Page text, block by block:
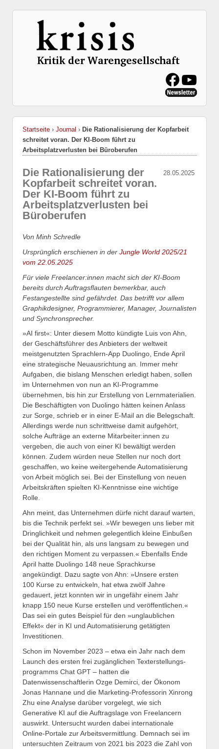
Startseite › Journal › Die Rationalisierung der Kopfarbeit
schreitet voran. Der KI-Boom führt zu
Arbeitsplatzverlusten bei Büroberufen
28.05.2025
Die Rationalisierung der
Kopfarbeit schreitet voran.
Der KI-Boom führt zu
Arbeitsplatzverlusten bei
Büroberufen
Von Minh Schredle
Ursprünglich erschienen in der Jungle World 2025/21
vom 22.05.2025
Für viele Freelancer:innen macht sich der KI-Boom
bereits durch Auftragsflauten bemerkbar, auch
Festangestellte sind gefährdet. Das betrifft vor allem
Graphikdesigner, Programmierer, Manager, Journalisten
und Synchronsprecher.
»AI first«: Unter diesem Motto kündigte Luis von Ahn,
der Geschäftsführer des Anbieters der weltweit
meistgenutzten Sprachlern-App Duolingo, Ende April
eine strategische Neuausrichtung an. Immer mehr
Aufgaben, die bislang Menschen erledigt haben, sollen
im Unternehmen von nun an KI-Programme
übernehmen, bis hin zur Erstellung von Lernmaterialien.
Die Beschäftigten von Duolingo hätten keinen Anlass
zur Sorge, schrieb er in einer E-Mail an die Belegschaft.
Allerdings werde nun schrittweise damit aufgehört,
solche Aufträge an externe Mitarbeiter:innen zu
vergeben, die auch von einer KI bewältigt werden
können. Zudem würden neue Stellen nur noch dort
geschaffen, wo keine weitergehende Automatisierung
von Arbeit möglich sei. Bei der Einstellung von neuen
Arbeitskräften spielten KI-Kenntnisse eine wichtige
Rolle.
Ahn meint, das Unternehmen dürfe nicht darauf warten,
bis die Technik perfekt sei. »Wir bewegen uns lieber mit
Dringlichkeit und nehmen gelegentlich kleine Einbußen
bei der Qualität hin, als uns langsam zu bewegen und
den richtigen Moment zu verpassen.« Ebenfalls Ende
April hatte Duolingo 148 neue Sprachkurse
angekündigt. Dazu sagte von Ahn: »Unsere ersten
100 Kurse zu entwickeln, hat etwa zwölf Jahre
gedauert, jetzt konnten wir in ungefähr einem Jahr
knapp 150 neue Kurse erstellen und veröffentlichen.«
Das sei ein gutes Beispiel für den »unglaublichen
Effekt« der in KI und Automatisierung getätigten
Investitionen.
Schon im November 2023 – etwa ein Jahr nach dem
Launch des ersten frei zugänglichen Texterstellungs­
programms Chat GPT – hatten die
Datenwissenschaftlerin Ozge Demirci, der Ökonom
Jonas Hannane und die Marketing-Professorin Xinrong
Zhu eine Analyse darüber vorgelegt, wie sich
Generative KI auf die Auftragslage von Freelancern
auswirkt. Untersucht wurden dabei internationale
Online-Portale zur Arbeitsvermittlung. Demnach sei im
untersuchten Zeitraum von 2021 bis 2023 die Zahl von